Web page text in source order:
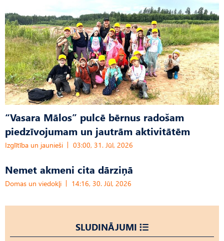
“Vasara Mālos” pulcē bērnus radošam
piedzīvojumam un jautrām aktivitātēm
Izglītība un jaunieši 03:00, 31. Jūl, 2026
Nemet akmeni cita dārziņā
Domas un viedokļi 14:16, 30. Jūl, 2026
SLUDINĀJUMI